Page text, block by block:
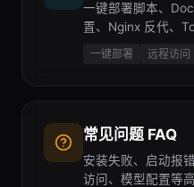
一键部署脚本、
置、Nginx 反代、
一键部署 远程访问
常见问题 FAQ
安装失败、启动报
访问、模型配置等